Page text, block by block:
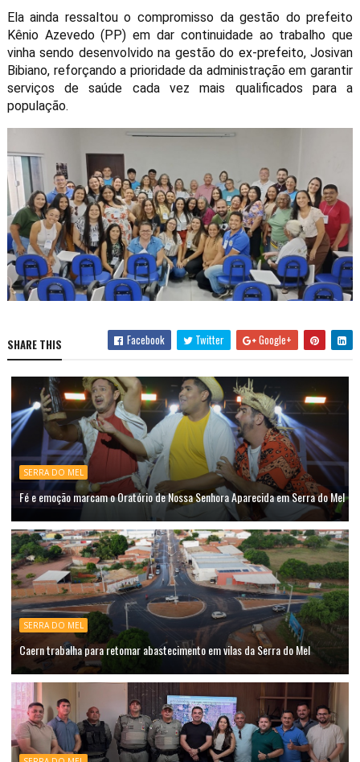
Ela ainda ressaltou o compromisso da gestão do prefeito
Kênio Azevedo (PP) em dar continuidade ao trabalho que
vinha sendo desenvolvido na gestão do ex-prefeito, Josivan
Bibiano, reforçando a prioridade da administração em garantir
serviços de saúde cada vez mais qualificados para a
população.
SHARE THIS Facebook Twitter Google+
SERRA DO MEL
Fé e emoção marcam o Oratório de Nossa Senhora Aparecida em Serra do Mel
SERRA DO MEL
Caern trabalha para retomar abastecimento em vilas da Serra do Mel